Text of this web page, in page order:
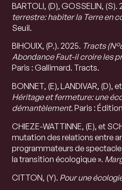
BARTOLI, (D), GOSSELIN, (S).
terrestre: habiter la Terre en
Seuil.
BIHOUIX, (P.). 2025. Tracts
Abondance Faut-il croire les
Paris : Gallimard. Tracts.
BONNET, (E), LANDIVAR, (D),
Héritage et fermeture: une
démantèlement. Paris :
CHIEZE-WATTINNE, (E), et
mutation des relations entre
programmateurs de
la transition écologique ».
CITTON, (Y). Pour une